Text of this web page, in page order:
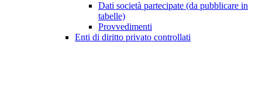
Dati società partecipate (da pubblicare in
tabelle)
Provvedimenti
Enti di diritto privato controllati